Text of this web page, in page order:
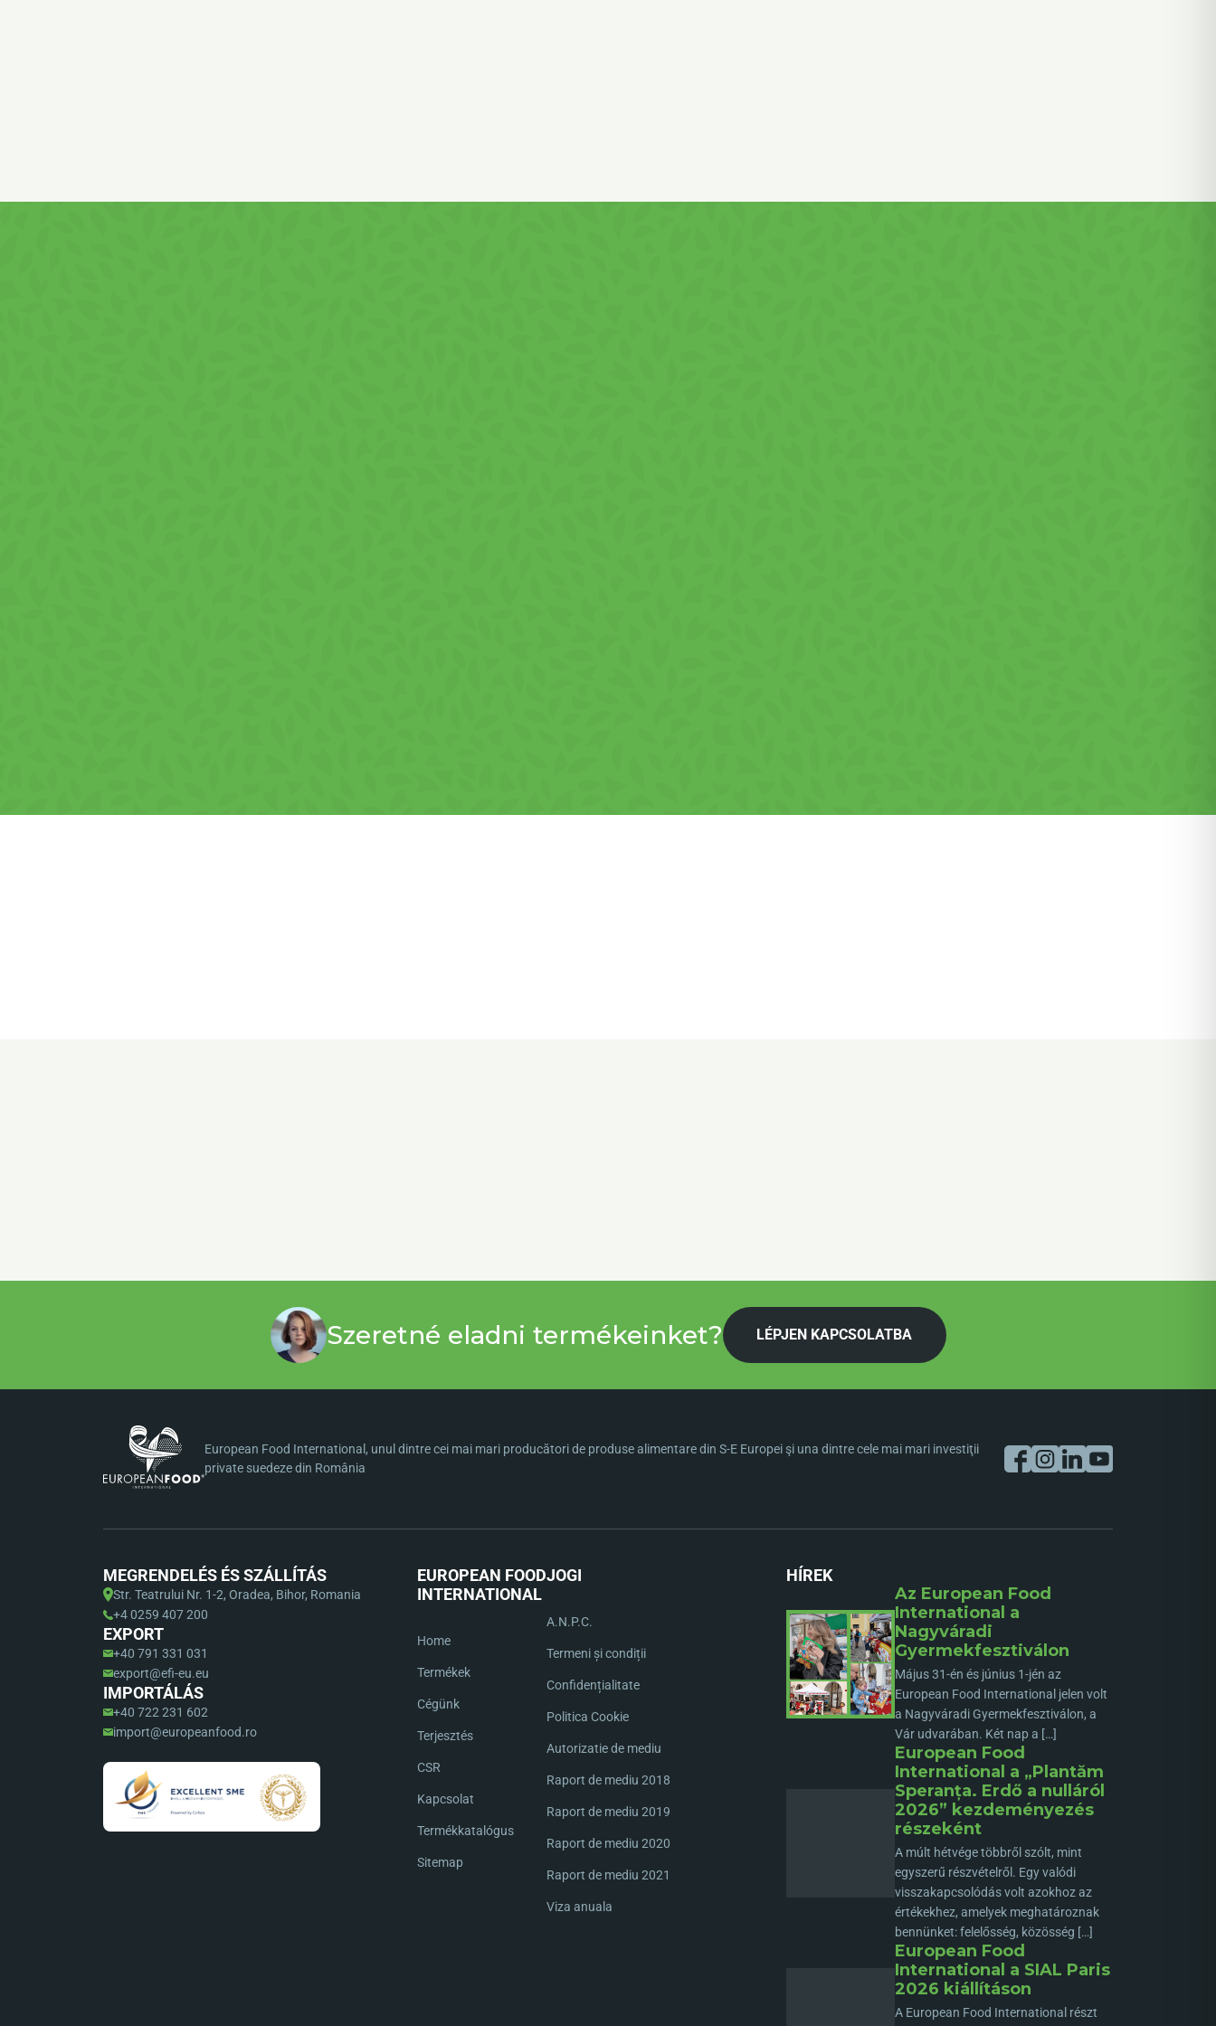
Szeretné eladni termékeinket? LÉPJEN KAPCSOLATBA
European Food International, unul dintre cei mai mari producători de produse alimentare din S-E Europei şi una dintre cele mai mari investiţii
private suedeze din România
MEGRENDELÉS ÉS SZÁLLÍTÁS
Str. Teatrului Nr. 1-2, Oradea, Bihor, Romania
+4 0259 407 200
EXPORT
+40 791 331 031
export@efi-eu.eu
IMPORTÁLÁS
+40 722 231 602
import@europeanfood.ro
EUROPEAN FOOD
INTERNATIONAL
Home
Termékek
Cégünk
Terjesztés
CSR
Kapcsolat
Termékkatalógus
Sitemap
JOGI
A.N.P.C.
Termeni și condiții
Confidențialitate
Politica Cookie
Autorizatie de mediu
Raport de mediu 2018
Raport de mediu 2019
Raport de mediu 2020
Raport de mediu 2021
Viza anuala
HÍREK
Az European Food
International a
Nagyváradi
Gyermekfesztiválon
Május 31-én és június 1-jén az
European Food International jelen volt
a Nagyváradi Gyermekfesztiválon, a
Vár udvarában. Két nap a […]
European Food
International a „Plantăm
Speranța. Erdő a nulláról
2026” kezdeményezés
részeként
A múlt hétvége többről szólt, mint
egyszerű részvételről. Egy valódi
visszakapcsolódás volt azokhoz az
értékekhez, amelyek meghatároznak
bennünket: felelősség, közösség […]
European Food
International a SIAL Paris
2026 kiállításon
A European Food International részt